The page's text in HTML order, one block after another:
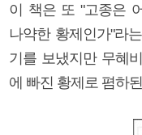
이 책은 또 "고종은
나약한 황제인가"라
기를 보냈지만 무혜
에 빠진 황제로 폄하